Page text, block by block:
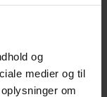
og
medier og til
om
kontaktoplysninger